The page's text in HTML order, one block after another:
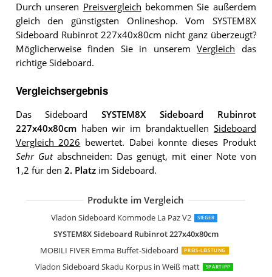
Durch unseren Preisvergleich bekommen Sie außerdem
gleich den günstigsten Onlineshop. Vom SYSTEM8X
Sideboard Rubinrot 227x40x80cm nicht ganz überzeugt?
Möglicherweise finden Sie in unseremVergleich das
richtige Sideboard.
Vergleichsergebnis
Das SideboardSYSTEM8X Sideboard Rubinrot
227x40x80cmhaben wir im brandaktuellen Sideboard
Vergleich 2026 bewertet. Dabei konnte dieses Produkt
Sehr Gutabschneiden: Das genügt, mit einer Note von
1,2 für den 2. Platzim Sideboard.
Produkte im Vergleich
Vladon Sideboard Kommode La Paz V2 SIEGER
SYSTEM8X Sideboard Rubinrot 227x40x80cm
MOBILI FIVER Emma Buffet-Sideboard
PREIS-LEISTUNG
Vladon Sideboard Skadu Korpus in Weiß matt SPARTIPP
Artigiani Veneti Riuniti Sideboard
Froschkönig24 Sideboard 200x50x75
Kare Design Sideboard Electro
FURNLUX Sideboard Stilig Weiß
Vladon Sideboard Kommode Valencia
Wermo 135 cm Sideboard
Vladon Sideboard Kommode Flow
Jaxenor Sideboard mit Schubladen
SPACEREBELS Kommode mit 3 Türen
Stella Trading Drift Sideboard
IDMarket Phoenix Sideboard 140 cm
Vladon Sideboard Kommode Sylt V2